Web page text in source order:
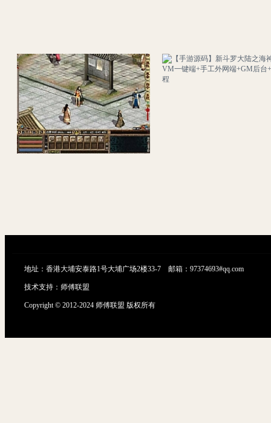
地址：香港大埔安泰路1号大埔广场2楼33-7 邮箱：97374693#qq.com
技术支持： 师傅联盟
Copyright © 2012-2024 师傅联盟 版权所有